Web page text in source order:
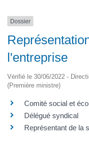
Dossier
l'entreprise
Vérifié le 30/06/2022 -
(Première ministre)
Comité social et
Délégué syndical
Représentant de la